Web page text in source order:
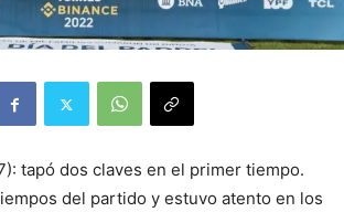
tapó dos claves en el primer tiempo.
del partido y estuvo atento en los